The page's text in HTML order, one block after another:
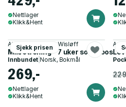
Nettlager
Klikk&Hent
Sjekk prisen
Atefe R. Tari, Ulrik Wisløff
Mikrotrening - 7 uker som booster
Innbundet |Norsk, Bokmål
269,-
Nettlager
Klikk&Hent